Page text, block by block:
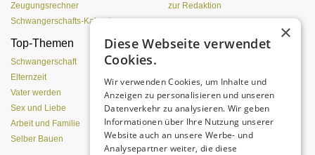
Zeugungsrechner
Schwangerschafts-Kalender
zur Redaktion
Top-Themen
Schwangerschaft
Elternzeit
Vater werden
Sex und Liebe
Arbeit und Familie
Selber Bauen
Einen Lehmofen
×
Diese Webseite verwendet
Cookies.
Wir verwenden Cookies, um Inhalte und
Anzeigen zu personalisieren und unseren
Datenverkehr zu analysieren. Wir geben
Informationen über Ihre Nutzung unserer
Website auch an unsere Werbe- und
Analysepartner weiter, die diese